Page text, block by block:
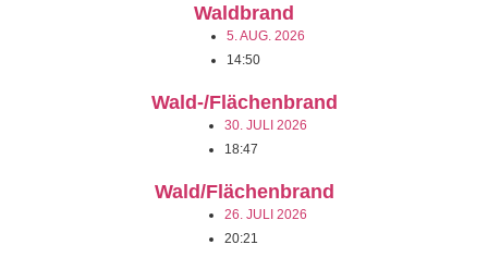
Waldbrand
5. AUG. 2026
14:50
Wald-/Flächenbrand
30. JULI 2026
18:47
Wald/Flächenbrand
26. JULI 2026
20:21